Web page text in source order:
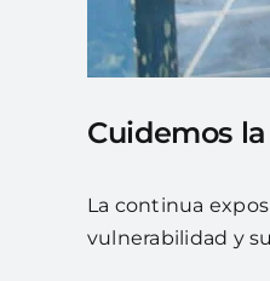
Cuidemos
La continua
vulnerabilidad y